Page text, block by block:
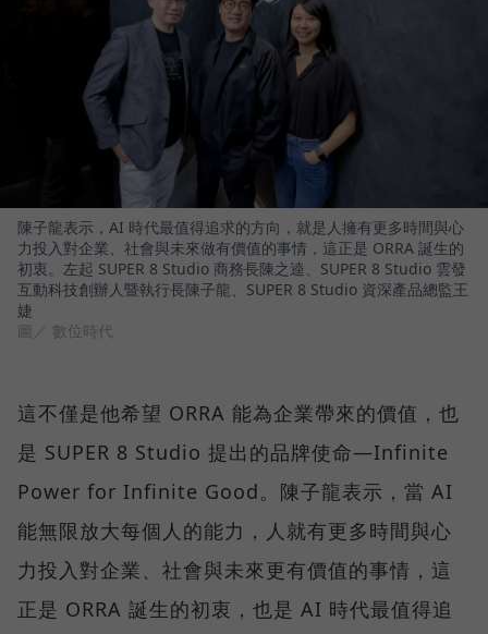
陳子龍表示，AI 時代最值得追求的方向，就是人擁有更多時間與心
力投入對企業、社會與未來做有價值的事情，這正是 ORRA 誕生的
初衷。左起 SUPER 8 Studio 商務長陳之逵、SUPER 8 Studio 雲發
互動科技創辦人暨執行長陳子龍、SUPER 8 Studio 資深產品總監王
婕
圖／ 數位時代
這不僅是他希望 ORRA 能為企業帶來的價值，也
是 SUPER 8 Studio 提出的品牌使命—Infinite
Power for Infinite Good。陳子龍表示，當 AI
能無限放大每個人的能力，人就有更多時間與心
力投入對企業、社會與未來更有價值的事情，這
正是 ORRA 誕生的初衷，也是 AI 時代最值得追